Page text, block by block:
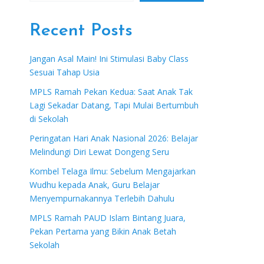
Recent Posts
Jangan Asal Main! Ini Stimulasi Baby Class
Sesuai Tahap Usia
MPLS Ramah Pekan Kedua: Saat Anak Tak
Lagi Sekadar Datang, Tapi Mulai Bertumbuh
di Sekolah
Peringatan Hari Anak Nasional 2026: Belajar
Melindungi Diri Lewat Dongeng Seru
Kombel Telaga Ilmu: Sebelum Mengajarkan
Wudhu kepada Anak, Guru Belajar
Menyempurnakannya Terlebih Dahulu
MPLS Ramah PAUD Islam Bintang Juara,
Pekan Pertama yang Bikin Anak Betah
Sekolah